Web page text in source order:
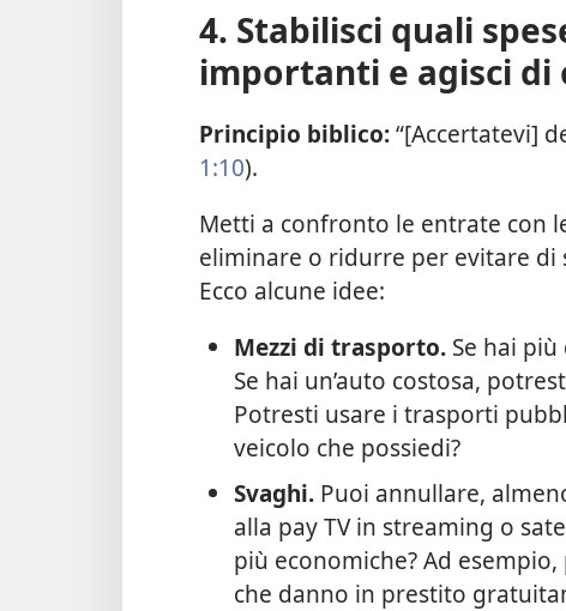
4. Stabilisci quali
importanti e agisci di
Principio biblico:“[Accertatevi]
1:10).
Metti a confronto le entrate con
eliminare o ridurre per evitare
Ecco alcune idee:
Mezzi di trasporto.Se hai più
Se hai un’auto costosa,
Potresti usare i trasporti
veicolo che possiedi?
Svaghi.Puoi annullare,
alla pay TV in streaming o
più economiche? Ad
che danno in prestito